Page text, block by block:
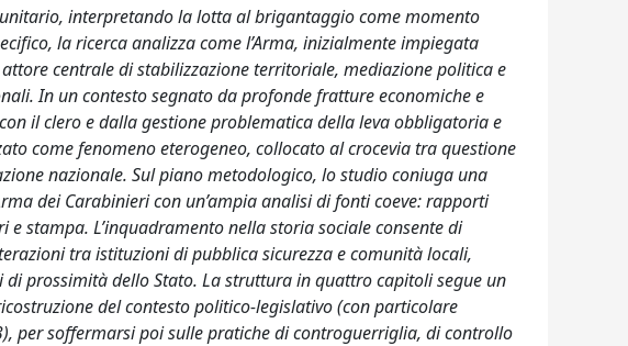
interpretando la lotta al brigantaggio come momento
la ricerca analizza come l’Arma, inizialmente impiegata
centrale di stabilizzazione territoriale, mediazione politica e
In un contesto segnato da profonde fratture economiche e
il clero e dalla gestione problematica della leva obbligatoria e
come fenomeno eterogeneo, collocato al crocevia tra questione
nazionale. Sul piano metodologico, lo studio coniuga una
dei Carabinieri con un’ampia analisi di fonti coeve: rapporti
stampa. L’inquadramento nella storia sociale consente di
tra istituzioni di pubblica sicurezza e comunità locali,
prossimità dello Stato. La struttura in quattro capitoli segue un
del contesto politico-legislativo (con particolare
per soffermarsi poi sulle pratiche di controguerriglia, di controllo